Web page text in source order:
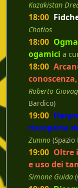
Kazakistan
18:00
Chotios
18:00
ogamici a
18:00
Roberto
Bardico)
19:00
riscoperta
Zunino
19:00 Oltre
e uso dei
Simone Guida